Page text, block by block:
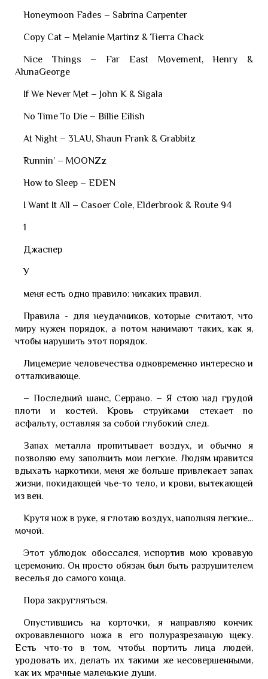
Honeymoon Fades – Sabrina Carpenter
Copy Cat – Melanie Martinz & Tierra Chack
Nice Things – Far East Movement, Henry &
AlunaGeorge
If We Never Met – John K & Sigala
No Time To Die – Billie Eilish
At Night – 3LAU, Shaun Frank & Grabbitz
Runnin’ – MOONZz
How to Sleep – EDEN
I Want It All – Casoer Cole, Elderbrook & Route 94
1
Джаспер
У
меня есть одно правило: никаких правил.
Правила - для неудачников, которые считают, что
миру нужен порядок, а потом нанимают таких, как я,
чтобы нарушить этот порядок.
Лицемерие человечества одновременно интересно и
отталкивающе.
– Последний шанс, Серрано. – Я стою над грудой
плоти и костей. Кровь струйками стекает по
асфальту, оставляя за собой глубокий след.
Запах металла пропитывает воздух, и обычно я
позволяю ему заполнить мои легкие. Людям нравится
вдыхать наркотики, меня же больше привлекает запах
жизни, покидающей чье-то тело, и крови, вытекающей
из вен.
Крутя нож в руке, я глотаю воздух, наполняя легкие...
мочой.
Этот ублюдок обоссался, испортив мою кровавую
церемонию. Он просто обязан был быть разрушителем
веселья до самого конца.
Пора закругляться.
Опустившись на корточки, я направляю кончик
окровавленного ножа в его полуразрезанную щеку.
Есть что-то в том, чтобы портить лица людей,
уродовать их, делать их такими же несовершенными,
как их мрачные маленькие души.